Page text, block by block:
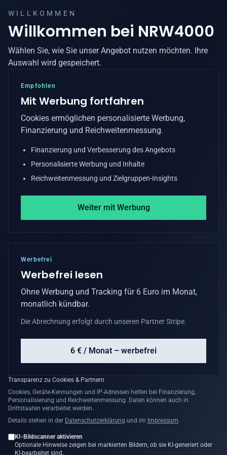
WILLKOMMEN
Willkommen bei NRW4000
Wählen Sie, wie Sie unser Angebot nutzen möchten. Ihre
Auswahl wird gespeichert.
Empfohlen
Mit Werbung fortfahren
Cookies ermöglichen personalisierte Werbung,
Finanzierung und Reichweitenmessung.
Finanzierung und Verbesserung des Angebots
Personalisierte Werbung und Inhalte
Reichweitenmessung und Zielgruppen-Insights
Weiter mit Werbung
Werbefrei
Werbefrei lesen
Ohne Werbung und Tracking für 6 Euro im Monat,
monatlich kündbar.
Die Abrechnung erfolgt durch unseren Partner Stripe.
6 € / Monat – werbefrei
Transparenz zu Cookies & Partnern
Cookies, Geräte-Kennungen und IP-Adressen helfen bei Finanzierung,
Personalisierung und Reichweitenmessung. Daten können auch in
Drittstaaten verarbeitet werden.
Details stehen in der Datenschutzerklärung und im Impressum.
KI-Bildscanner aktivieren
Optionale Hinweise zeigen bei markierten Bildern, ob sie KI-generiert oder
KI-bearbeitet sind.